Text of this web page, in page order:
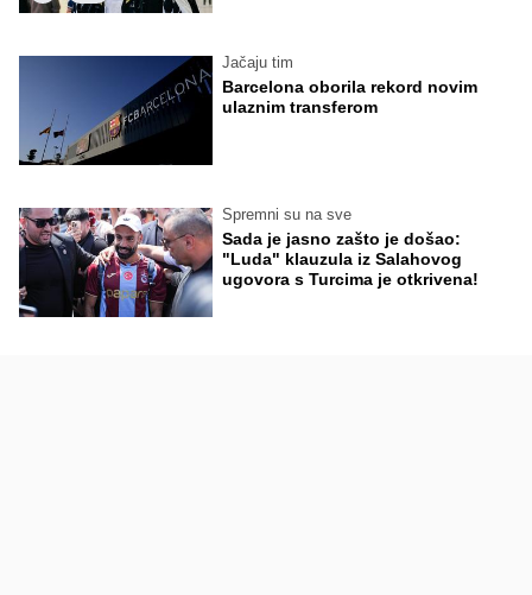
Jačaju tim
Barcelona oborila rekord novim
ulaznim transferom
Spremni su na sve
Sada je jasno zašto je došao:
"Luda" klauzula iz Salahovog
ugovora s Turcima je otkrivena!